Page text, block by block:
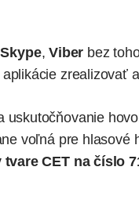
Skype,Viber bez
zrealizovať
voľná pre hlasové
tvare CET na číslo